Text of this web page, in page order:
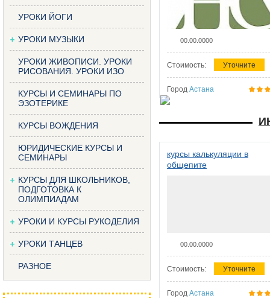
УРОКИ ЙОГИ
УРОКИ МУЗЫКИ
УРОКИ ЖИВОПИСИ. УРОКИ
РИСОВАНИЯ. УРОКИ ИЗО
КУРСЫ И СЕМИНАРЫ ПО
ЭЗОТЕРИКЕ
КУРСЫ ВОЖДЕНИЯ
ЮРИДИЧЕСКИЕ КУРСЫ И
СЕМИНАРЫ
КУРСЫ ДЛЯ ШКОЛЬНИКОВ,
ПОДГОТОВКА К
ОЛИМПИАДАМ
УРОКИ И КУРСЫ РУКОДЕЛИЯ
УРОКИ ТАНЦЕВ
РАЗНОЕ
00.00.0000
Стоимость: Уточните
Город Астана
курсы калькуляции в
общепите
00.00.0000
Стоимость: Уточните
Город Астана